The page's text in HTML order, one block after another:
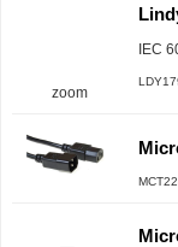
zoom
IEC